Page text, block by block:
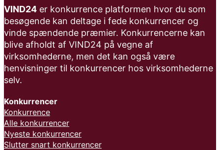
VIND24 er konkurrence platformen hvor du som
besøgende kan deltage i fede konkurrencer og
vinde spændende præmier. Konkurrencerne kan
blive afholdt af VIND24 på vegne af
virksomhederne, men det kan også være
henvisninger til konkurrencer hos virksomhederne
selv.
Konkurrencer
Konkurrence
Alle konkurrencer
Nyeste konkurrencer
Slutter snart konkurrencer